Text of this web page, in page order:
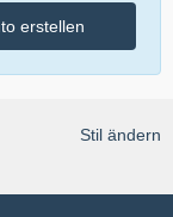
erstellen
Stil ändern